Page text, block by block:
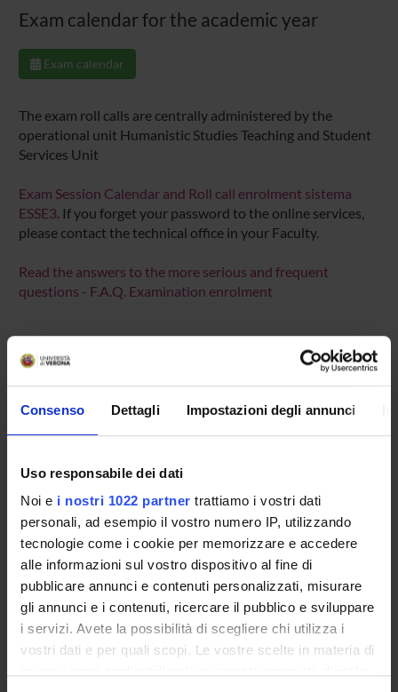
Consenso Dettagli Impostazioni degli annunci
Uso responsabile dei dati
Noi e i nostri 1022 partner trattiamo i vostri dati
personali, ad esempio il vostro numero IP, utilizzando
tecnologie come i cookie per memorizzare e accedere
alle informazioni sul vostro dispositivo al fine di
pubblicare annunci e contenuti personalizzati, misurare
gli annunci e i contenuti, ricercare il pubblico e sviluppare
i servizi. Avete la possibilità di scegliere chi utilizza i
vostri dati e per quali scopi. Le vostre scelte in materia di
Exam calendar for the academic year
Exam calendar
The exam roll calls are centrally administered by the
operational unit Humanistic Studies Teaching and Student
Services Unit
Exam Session Calendar and Roll call enrolment sistema
ESSE3. If you forget your password to the online services,
please contact the technical office in your Faculty.
Read the answers to the more serious and frequent
questions - F.A.Q. Examination enrolment
Enrolment Policy
Prepare for your admissions tests with Univr
Courses
Academic Calendar
Lesson timetable
Degree Programme
Exam calendar
Notices
Thesis and internship proposals
Governing bodies
Faculty staff